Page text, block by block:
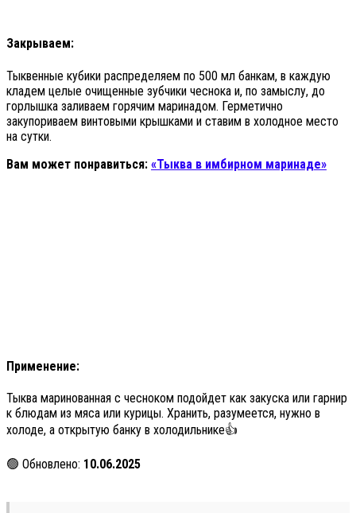
Закрываем:
Тыквенные кубики распределяем по 500 мл банкам, в каждую
кладем целые очищенные зубчики чеснока и, по замыслу, до
горлышка заливаем горячим маринадом. Герметично
закупориваем винтовыми крышками и ставим в холодное место
на сутки.
Вам может понравиться: «Тыква в имбирном маринаде»
Применение:
Тыква маринованная с чесноком подойдет как закуска или гарнир
к блюдам из мяса или курицы. Хранить, разумеется, нужно в
холоде, а открытую банку в холодильнике👍
🟢 Обновлено: 10.06.2025